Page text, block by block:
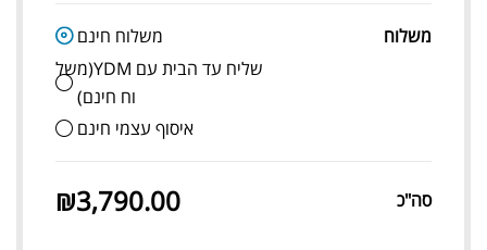
משלוח
משלוח חינם
שליח עד הבית עם YDM(משל
וח חינם)
איסוף עצמי חינם
סה"כ ₪3,790.00